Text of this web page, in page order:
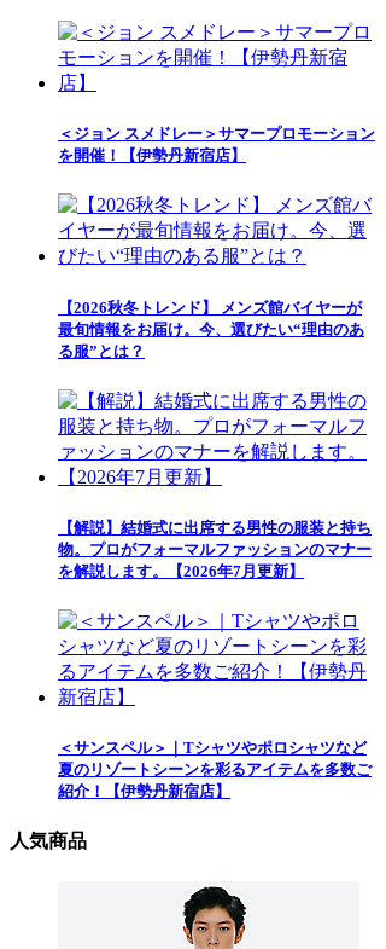
＜ジョン スメドレー＞サマープロモーション
を開催！【伊勢丹新宿店】
【2026秋冬トレンド】 メンズ館バイヤーが
最旬情報をお届け。今、選びたい“理由のあ
る服”とは？
【解説】結婚式に出席する男性の服装と持ち
物。プロがフォーマルファッションのマナー
を解説します。【2026年7月更新】
＜サンスペル＞｜Tシャツやポロシャツなど
夏のリゾートシーンを彩るアイテムを多数ご
紹介！【伊勢丹新宿店】
人気商品